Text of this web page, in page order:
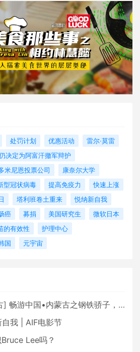
处罚计划 优惠活动
雷尔·莫雷
决定为阿富汗撤军辩护
米尼恩投票公司
康奈尔大学
型冠状病毒 提高免疫力
快速上涨
塔利班卷土重来
悦纳新自我
癌 募捐 美国研究生
微软日本
的有效性
护理中心
国 元宇宙
] 畅游中国•内蒙古之钢铁骄子，魅力包头
自我 | AIF电影节
Lee吗？